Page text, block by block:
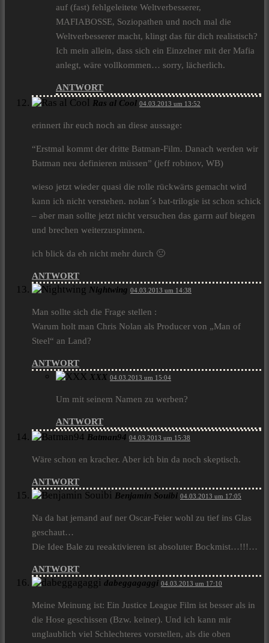
auf (fast) fehlgeleitete Weltverbesserer,
MAFIABOSSE, Soziopathen und noch mal die
Weltverbesserer macht, klingt das für dich realistisch?
Ich mein allein, dass sich ein Einzelner mit der Mafia
anlegt, wäre vollkommen… sorry, lächerlich.
ANTWORT
Ras al Cool 04.03.2013 um 13:52
erinnert ihr euch noch an diese aussage:
“Erstmal kommt der dritte Batman-Film. Danach werden wir
Batman neu definieren müssen” (jeff robinov, WB)
wieso jetzt wieder quasi die rolle rückwärts gemacht wird
kann ich nicht verstehen. nolan´s bat-trilogie ist schon schick
– aber man sollte jetzt nicht versuchen das garrn auf biegen
und brechen weiterzuspinnen.
ich blick da eh nicht mehr durch 🙁
ANTWORT
Nightwing 04.03.2013 um 14:38
Man sollte sich die Frage stellen :
Warum holt man Chris Nolan als Producer von „Man of
Steel“ an Land?
ANTWORT
XXX 04.03.2013 um 15:04
Um mit seinem Namen zu werben?
ANTWORT
Batman94 04.03.2013 um 15:38
Wäre schon en kracher. Aber ich bin da noch skeptisch.
ANTWORT
Benjamin Souibi 04.03.2013 um 17:05
Na da hat jemand auf ner Oscar-Feier wohl zu tief ins Glas
geschaut…
Die Idee Bale zu reeaktivieren ist absoluter Bockmist…!!!…
ANTWORT
dabeggagaggi 04.03.2013 um 17:10
Meine Meinung ist: Ein Justice League Film ist besser als in
die Hose geschissen (Bzw. keiner). Und ich kann mir
unglaublich viel Schlechteres vorstellen, als die oben